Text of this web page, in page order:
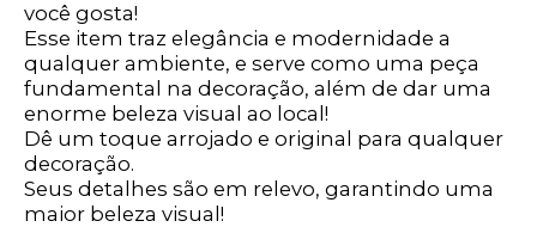
você gosta!
Esse item traz elegância e modernidade a
qualquer ambiente, e serve como uma peça
fundamental na decoração, além de dar uma
enorme beleza visual ao local!
Dê um toque arrojado e original para qualquer
decoração.
Seus detalhes são em relevo, garantindo uma
maior beleza visual!